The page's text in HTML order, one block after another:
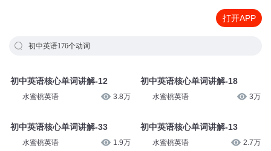
打开APP
初中英语176个动词
初中英语核心单词讲解-12
水蜜桃英语 3.8万
初中英语核心单词讲解-33
水蜜桃英语 1.9万
初中英语核心单词讲解-18
水蜜桃英语 3万
初中英语核心单词讲解-13
水蜜桃英语 2.7万